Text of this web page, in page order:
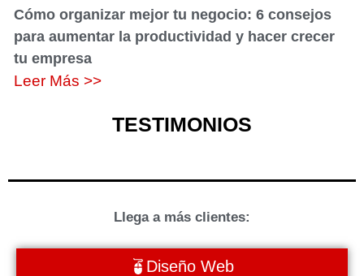
Cómo organizar mejor tu negocio: 6 consejos
para aumentar la productividad y hacer crecer
tu empresa
Leer Más >>
TESTIMONIOS
Llega a más clientes:
Diseño Web